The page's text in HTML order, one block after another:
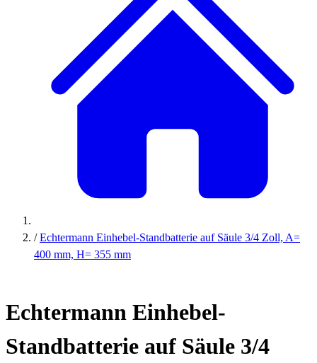
/ Echtermann Einhebel-Standbatterie auf Säule 3/4 Zoll, A=
400 mm, H= 355 mm
Echtermann Einhebel-
Standbatterie auf Säule 3/4